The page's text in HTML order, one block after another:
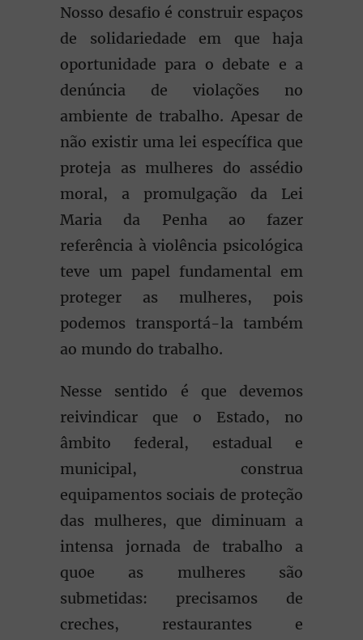
Nosso desafio é construir espaços
de solidariedade em que haja
oportunidade para o debate e a
denúncia de violações no
ambiente de trabalho. Apesar de
não existir uma lei específica que
proteja as mulheres do assédio
moral, a promulgação da Lei
Maria da Penha ao fazer
referência à violência psicológica
teve um papel fundamental em
proteger as mulheres, pois
podemos transportá-la também
ao mundo do trabalho.
Nesse sentido é que devemos
reivindicar que o Estado, no
âmbito federal, estadual e
municipal, construa
equipamentos sociais de proteção
das mulheres, que diminuam a
intensa jornada de trabalho a
qu0e as mulheres são
submetidas: precisamos de
creches, restaurantes e